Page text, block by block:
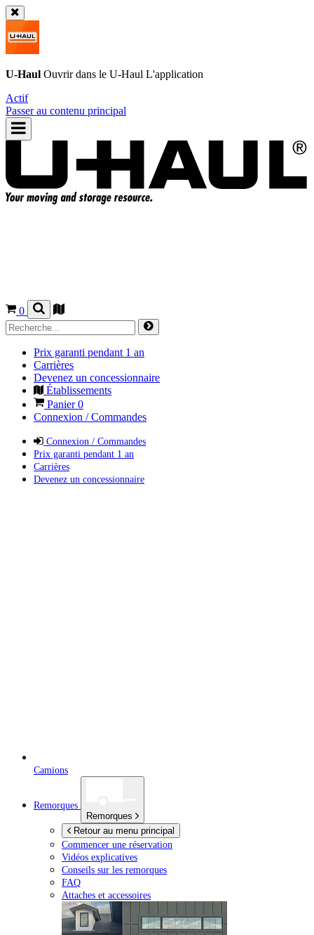
U-Haul Ouvrir dans le U-Haul L'application
Actif
Passer au contenu principal
0
Prix garanti pendant 1 an
Carrières
Devenez un concessionnaire
Établissements
Panier0
Connexion / Commandes
Connexion / Commandes
Prix garanti pendant 1 an
Carrières
Devenez un concessionnaire
Camions
Remorques
Remorques
Retour au menu principal
Commencer une réservation
Vidéos explicatives
Conseils sur les remorques
FAQ
Attaches et accessoires